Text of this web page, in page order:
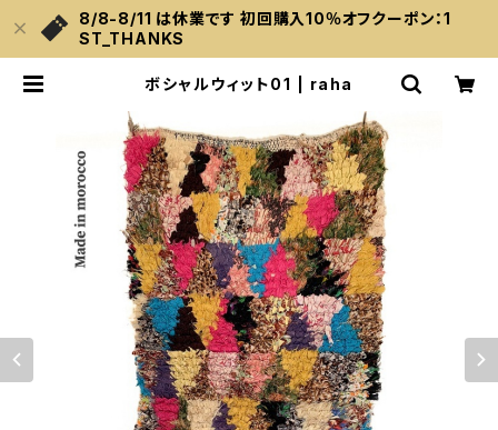
8/8-8/11 は休業です 初回購入10％オフクーポン：1
ST_THANKS
ボシャルウィット01 | raha